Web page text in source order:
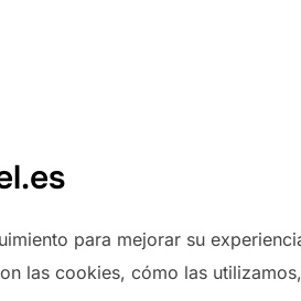
para mejorar su
las cookies, cómo las